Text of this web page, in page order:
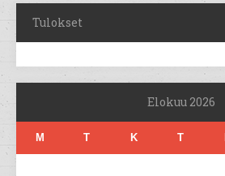
Tulokset
Elokuu 2026
M T K T